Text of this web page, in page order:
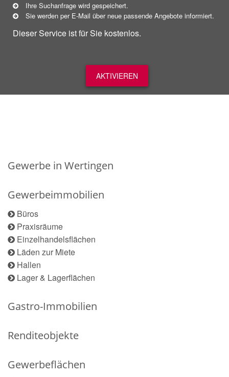
Ihre Suchanfrage wird gespeichert.
Sie werden per E-Mail über neue passende Angebote informiert.
Dieser Service ist für Sie kostenlos.
AKTIVIEREN
Gewerbe in Wertingen
Gewerbeimmobilien
Büros
Praxisräume
Einzelhandelsflächen
Läden zur Miete
Hallen
Lager & Lagerflächen
Gastro-Immobilien
Renditeobjekte
Gewerbeflächen